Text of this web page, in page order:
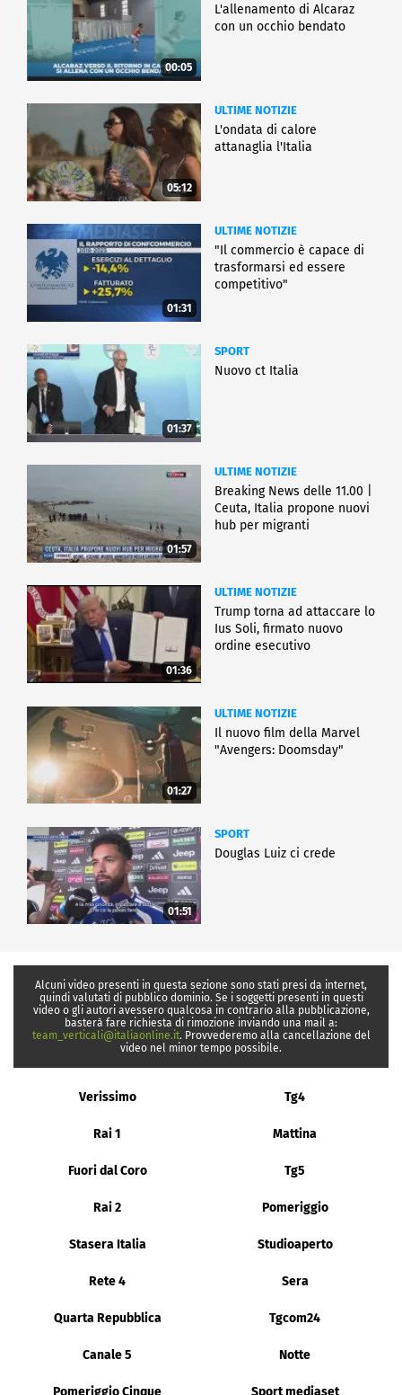
00:05
L'allenamento di Alcaraz
con un occhio bendato
05:12
ULTIME NOTIZIE
L'ondata di calore
attanaglia l'Italia
01:31
ULTIME NOTIZIE
"Il commercio è capace di
trasformarsi ed essere
competitivo"
01:37
SPORT
Nuovo ct Italia
01:57
ULTIME NOTIZIE
Breaking News delle 11.00 |
Ceuta, Italia propone nuovi
hub per migranti
01:36
ULTIME NOTIZIE
Trump torna ad attaccare lo
Ius Soli, firmato nuovo
ordine esecutivo
01:27
ULTIME NOTIZIE
Il nuovo film della Marvel
"Avengers: Doomsday"
01:51
SPORT
Douglas Luiz ci crede
Alcuni video presenti in questa sezione sono stati presi da internet,
quindi valutati di pubblico dominio. Se i soggetti presenti in questi
video o gli autori avessero qualcosa in contrario alla pubblicazione,
basterà fare richiesta di rimozione inviando una mail a:
team_verticali@italiaonline.it. Provvederemo alla cancellazione del
video nel minor tempo possibile.
Verissimo Tg4
Rai 1 Mattina
Fuori dal Coro Tg5
Rai 2 Pomeriggio
Stasera Italia Studioaperto
Rete 4 Sera
Quarta Repubblica Tgcom24
Canale 5 Notte
Pomeriggio Cinque Sport mediaset